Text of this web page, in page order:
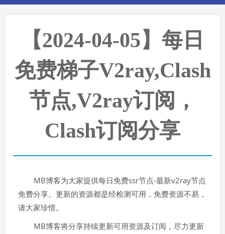
【2024-04-05】每日
免费梯子V2ray,Clash
节点,V2ray订阅，
Clash订阅分享
MB博客为大家提供每日免费ssr节点-最新v2ray节点
免费分享。更新的资源都是经检测可用，免费资源不易，
请大家珍惜。
MB博客将分享持续更新可用资源及订阅，尽力更新